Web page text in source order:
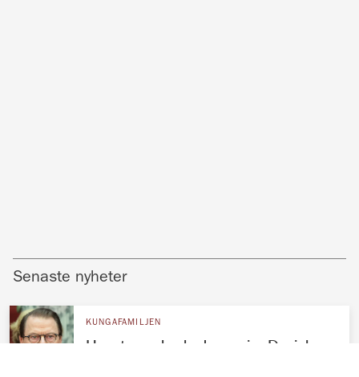
Senaste nyheter
KUNGAFAMILJEN
Hovets nya besked om prins Daniel –